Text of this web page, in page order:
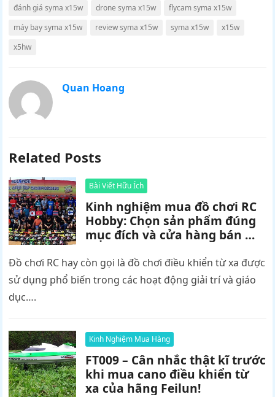
đánh giá syma x15w drone syma x15w
flycam syma x15w
máy bay syma x15w
review syma x15w syma x15w
x15w
x5hw
Quan Hoang
Related Posts
Bài Viết Hữu Ích
Kinh nghiệm mua đồ chơi RC
Hobby: Chọn sản phẩm đúng
mục đích và cửa hàng bán mô
Đồ chơi RC hay còn gọi là đồ chơi điều khiển từ xa được
sử dụng phổ biến trong các hoạt động giải trí và giáo
dục….
Kinh Nghiệm Mua Hàng
FT009 – Cân nhắc thật kĩ trước
khi mua cano điều khiển từ
xa của hãng Feilun!